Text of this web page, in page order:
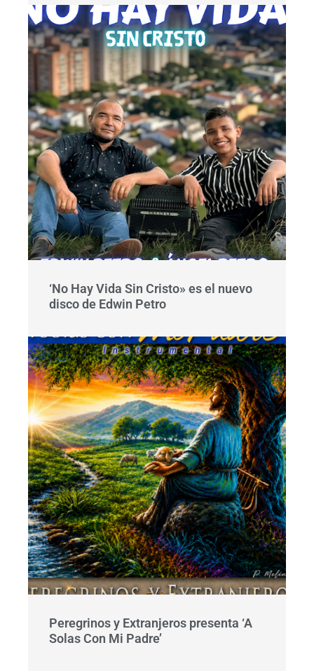
‘No Hay Vida Sin Cristo» es el nuevo
disco de Edwin Petro
Peregrinos y Extranjeros presenta ‘A
Solas Con Mi Padre’